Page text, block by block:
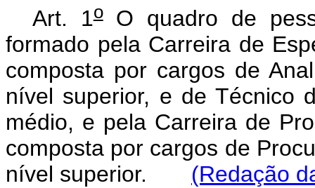
Art. 1oO quadro de
formado pela Carreira de
composta por cargos de
nível superior, e de Técnico
médio, e pela Carreira de
composta por cargos de
nível superior. (Redação